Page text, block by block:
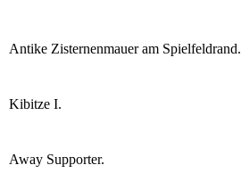
Antike Zisternenmauer am Spielfeldrand.
Kibitze I.
Away Supporter.